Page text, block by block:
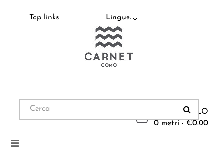
Top links Lingue:
CARRELLO
0 metri - €0.00
Navigazione